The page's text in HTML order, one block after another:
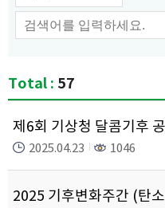
Total : 57
제6회 기상청 달콤기후
2025.04.23 1046
2025 기후변화주간 (탄